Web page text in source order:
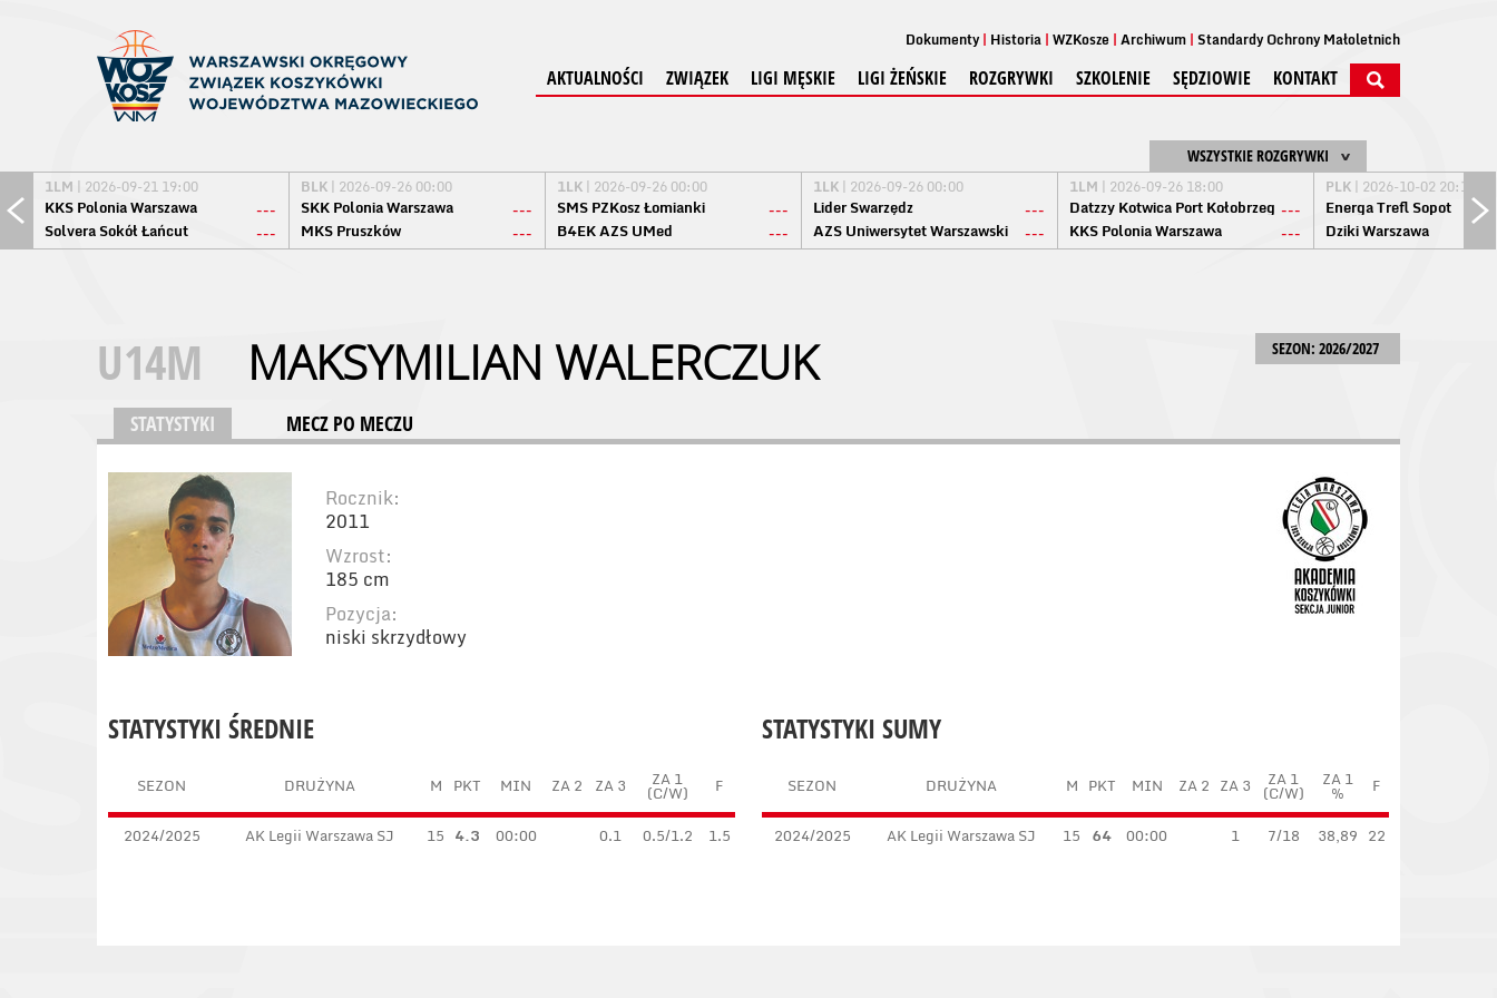
Dokumenty Historia WZKosze Archiwum Standardy Ochrony Małoletnich
AKTUALNOŚCI ZWIĄZEK LIGI MĘSKIE LIGI ŻEŃSKIE ROZGRYWKI SZKOLENIE SĘDZIOWIE KONTAKT
WSZYSTKIE ROZGRYWKI
1LM | 2026-09-21 19:00
KKS Polonia Warszawa
---
Solvera Sokół Łańcut
---
BLK | 2026-09-26 00:00
SKK Polonia Warszawa
---
MKS Pruszków
---
1LK | 2026-09-26 00:00
SMS PZKosz Łomianki
---
B4EK AZS UMed
---
1LK | 2026-09-26 00:00
Lider Swarzędz
---
AZS Uniwersytet Warszawski
---
1LM | 2026-09-26 18:00
Datzzy Kotwica Port Kołobrzeg ---
KKS Polonia Warszawa
---
PLK | 2026-10-02 20:15
Energa Trefl Sopot
Dziki Warszawa
SEZON: 2026/2027
U14M MAKSYMILIAN WALERCZUK
STATYSTYKI MECZ PO MECZU
Rocznik:
2011
Wzrost:
185 cm
Pozycja:
niski skrzydłowy
STATYSTYKI SUMY
SEZON DRUŻYNA M PKT MIN ZA 2 ZA 3 ZA 1
(C/W)
ZA 1
% F
2024/2025 AK Legii Warszawa SJ 15 64 00:00 1 7/18 38,89 22
STATYSTYKI ŚREDNIE
SEZON DRUŻYNA M PKT MIN ZA 2 ZA 3 ZA 1
(C/W) F
2024/2025 AK Legii Warszawa SJ 15 4.3 00:00 0.1 0.5/1.2 1.5